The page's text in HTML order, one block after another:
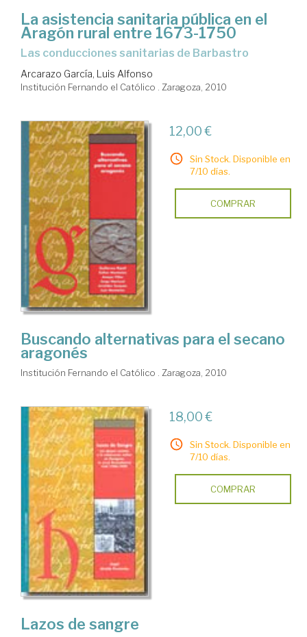
La asistencia sanitaria pública en el
Aragón rural entre 1673-1750
las conducciones sanitarias de Barbastro
Arcarazo García, Luis Alfonso
Institución Fernando el Católico . Zaragoza, 2010
12,00 €
Sin Stock. Disponible en
7/10 días.
COMPRAR
Buscando alternativas para el secano
aragonés
Institución Fernando el Católico . Zaragoza, 2010
18,00 €
Sin Stock. Disponible en
7/10 días.
COMPRAR
Lazos de sangre